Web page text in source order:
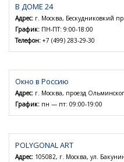
В ДОМЕ 24
Адрес: г. Москва, Бескудниковкий
График: ПН-ПТ: 9:00-18:00
Телефон: +7 (499) 283-29-30
Окно в Россию
Адрес: г. Москва, проезд
График: пн — пт: 09:00-19:00
POLYGONAL ART
Адрес: 105082, г. Москва, ул.